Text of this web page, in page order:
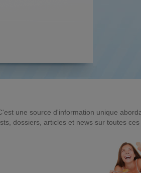
une source d'information unique
dossiers, articles et news sur toutes ces